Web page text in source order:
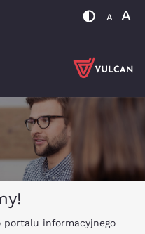
A A
portalu informacyjnego